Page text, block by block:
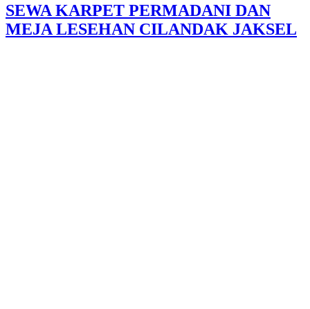
SEWA KARPET PERMADANI DAN
MEJA LESEHAN CILANDAK JAKSEL